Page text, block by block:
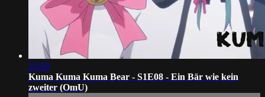
23:50
Kuma Kuma Kuma Bear - S1E08 - Ein Bär wie kein
zweiter (OmU)